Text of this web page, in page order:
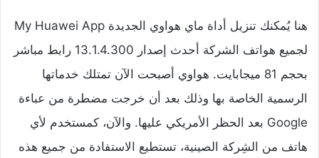
هنا يُمكنك تنزيل أداة ماي هواوي الجديدة My Huawei App
لجميع هواتف الشركة أحدث إصدار 13.1.4.300 رابط مباشر
بحجم 81 ميجابايت. هواوي أصبحت الآن تمتلك خدماتها
الرسمية الخاصة بها وذلك بعد أن خرجت مضطرة من عباءة
Google بعد الحظر الأمريكي عليها. والآن، كمستخدم لأي
هاتف من الشِركة الصينية، تستطيع الاستفادة من جميع هذه